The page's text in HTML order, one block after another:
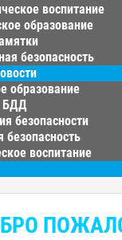
воспитание
образование
безопасность
образование
БДД
безопасности
воспитание